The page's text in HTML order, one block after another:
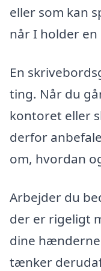
eller som kan
når I holder
En
ting. Når du
kontoret eller
derfor
om, hvordan
Arbejder du
der er rigeligt
dine
tænker